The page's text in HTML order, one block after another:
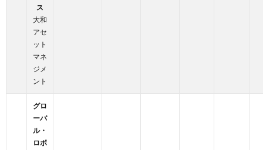
ス
大和
アセ
ット
マネ
ジメ
ント
グロ
ーバ
ル・
ロボ